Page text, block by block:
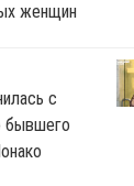
женщин
с
бывшего